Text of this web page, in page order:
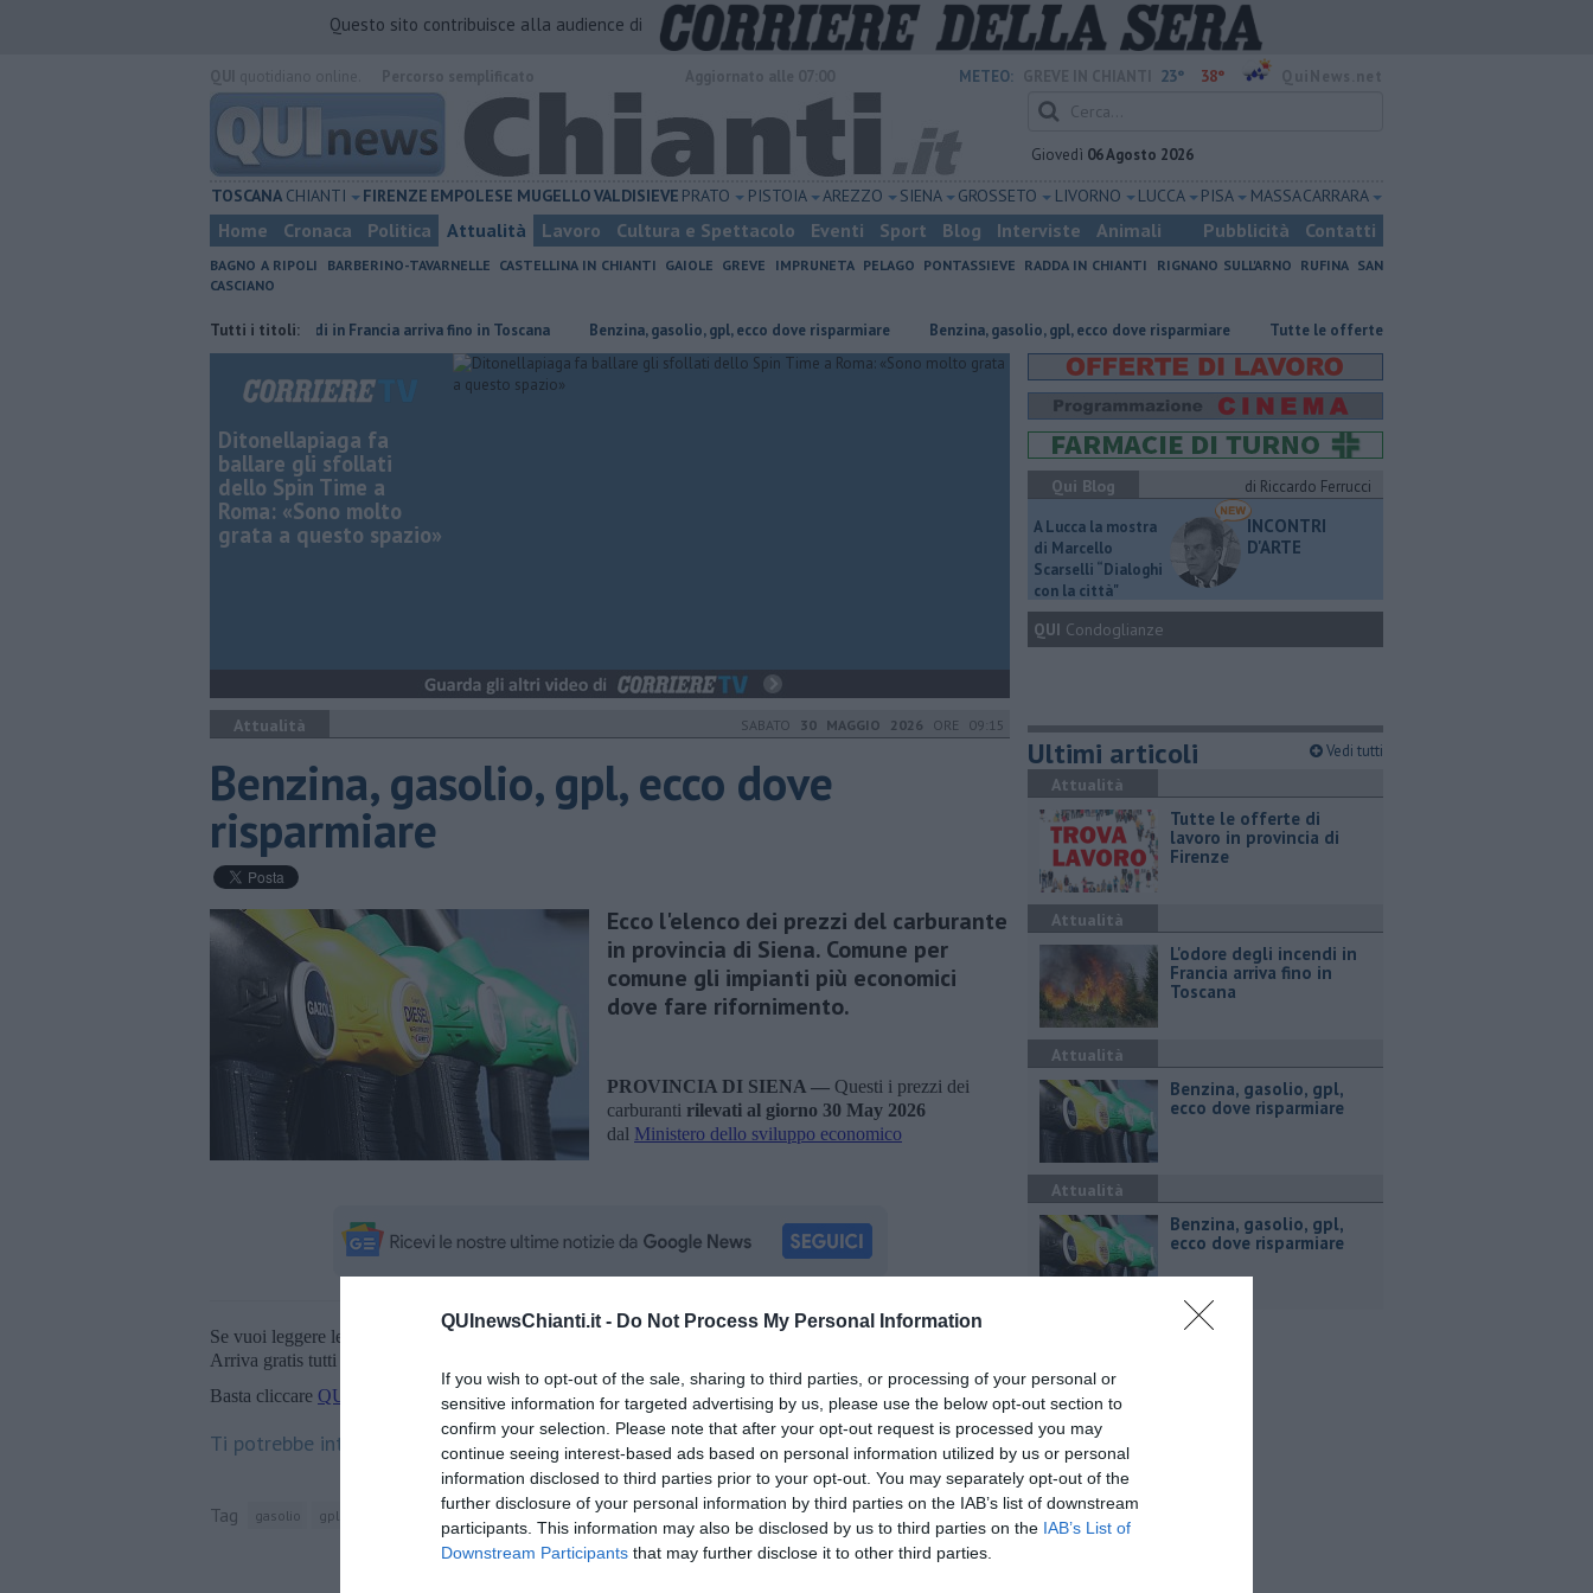
QUInewsChianti.it - Do Not Process My Personal Information
If you wish to opt-out of the sale, sharing to third parties, or processing of your personal or
sensitive information for targeted advertising by us, please use the below opt-out section to
confirm your selection. Please note that after your opt-out request is processed you may
continue seeing interest-based ads based on personal information utilized by us or personal
information disclosed to third parties prior to your opt-out. You may separately opt-out of the
further disclosure of your personal information by third parties on the IAB’s list of downstream
participants. This information may also be disclosed by us to third parties on the IAB’s List of
Downstream Participants that may further disclose it to other third parties.
Questo sito contribuisce alla audience di
METEO: 23° 38°
Giovedì 06 Agosto 2026
TOSCANA CHIANTI FIRENZE EMPOLESE MUGELLOVALDISIEVE PRATO PISTOIA AREZZO SIENA GROSSETO LIVORNO LUCCA PISA MASSA CARRARA
Home Cronaca Politica Attualità Lavoro Cultura e Spettacolo Eventi Sport Blog Interviste Animali Pubblicità Contatti
BAGNO A RIPOLI BARBERINO-TAVARNELLE CASTELLINA IN CHIANTI GAIOLE GREVE IMPRUNETA PELAGO PONTASSIEVE RADDA IN CHIANTI RIGNANO SULL'ARNO RUFINA SAN
CASCIANO
Tutti i titoli:
L'odore degli incendi in Francia arriva fino in Toscana ​Benzina, gasolio, gpl, ecco dove risparmiare ​Benzina, gasolio, gpl, ecco dove risparmiare ​Tutte le offerte di lavoro in provincia di Firenze
Ditonellapiaga fa
ballare gli sfollati
dello Spin Time a
Roma: «Sono molto
grata a questo spazio»
Attualità SABATO 30 MAGGIO 2026 ORE 09:15
Benzina, gasolio, gpl, ecco dove
risparmiare
Ecco l'elenco dei prezzi del carburante
in provincia di Siena. Comune per
comune gli impianti più economici
dove fare rifornimento.
PROVINCIA DI SIENA — Questi i prezzi dei
carburanti rilevati al giorno 30 May 2026
dal Ministero dello sviluppo economico
Se vuoi leggere le notizie principali della Toscana iscriviti alla
Newsletter QUInews - ToscanaMedia.
Arriva gratis tutti i giorni alle 20:00 direttamente nella tua casella di posta.
Basta cliccare QUI
Ti potrebbe interessare anche:
Tag gasolio gpl provincia di siena ministero dello sviluppo economico
Qui Blog
di Riccardo Ferrucci
A Lucca la mostra
di Marcello
Scarselli “Dialoghi
con la città"
INCONTRI
D'ARTE
QUI Condoglianze
Ultimi articoli Vedi tutti
Attualità
​Tutte le offerte di
lavoro in provincia di
Firenze
Attualità
L'odore degli incendi in
Francia arriva fino in
Toscana
Attualità
​Benzina, gasolio, gpl,
ecco dove risparmiare
Attualità
​Benzina, gasolio, gpl,
ecco dove risparmiare